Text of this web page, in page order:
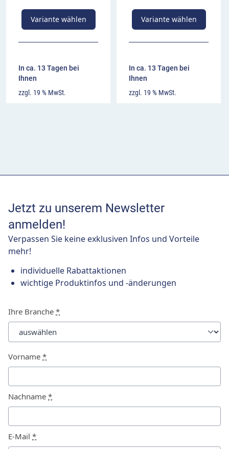
Variante wählen
In ca. 13 Tagen bei
Ihnen
zzgl. 19 % MwSt.
Variante wählen
In ca. 13 Tagen bei
Ihnen
zzgl. 19 % MwSt.
Jetzt zu unserem Newsletter
anmelden!
Verpassen Sie keine exklusiven Infos und Vorteile
mehr!
individuelle Rabattaktionen
wichtige Produktinfos und -änderungen
Ihre Branche *
Vorname *
Nachname *
E-Mail *